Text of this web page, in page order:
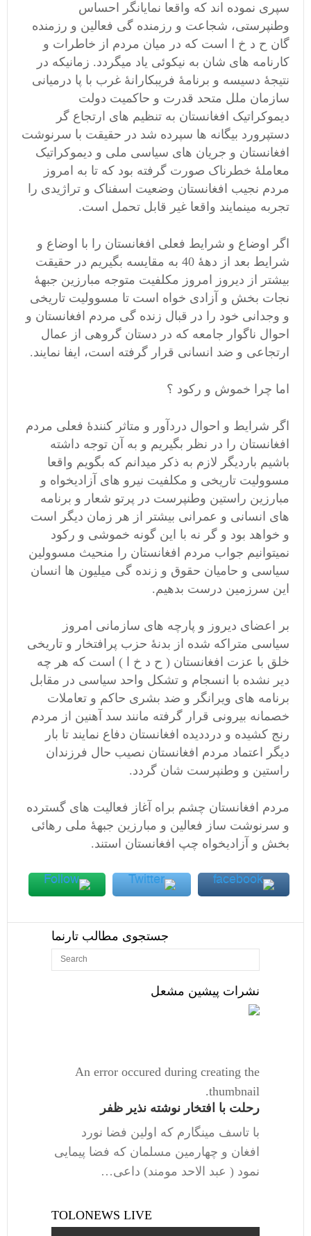
سپری نموده اند که واقعا نمایانگر احساس
وطنپرستی، شجاعت و رزمنده گی فعالین و رزمنده
گان ح د خ ا است که در میان مردم از خاطرات و
کارنامه های شان به نیکوئی یاد میگردد. زمانیکه در
نتیجۀ دسیسه و برنامۀ فریبکارانۀ غرب با پا درمیانی
سازمان ملل متحد قدرت و حاکمیت دولت
دیموکراتیک افغانستان به تنظیم های ارتجاع گر
دستپرورد بیگانه ها سپرده شد در حقیقت با سرنوشت
افغانستان و جریان های سیاسی ملی و دیموکراتیک
معاملۀ خطرناک صورت گرفته بود که تا به امروز
مردم نجیب افغانستان وضعیت اسفناک و تراژیدی را
تجربه مینمایند واقعا غیر قابل تحمل است.
اگر اوضاع و شرایط فعلی افغانستان را با اوضاع و
شرایط بعد از دهۀ 40 به مقایسه بگیریم در حقیقت
بیشتر از دیروز امروز مکلفیت متوجه مبارزین جبهۀ
نجات بخش و آزادی خواه است تا مسوولیت تاریخی
و وجدانی خود را در قبال زنده گی مردم افغانستان و
احوال ناگوار جامعه که در دستان گروهی از عمال
ارتجاعی و ضد انسانی قرار گرفته است، ایفا نمایند.
اما چرا خموش و رکود ؟
اگر شرایط و احوال دردآور و متاثر کنندۀ فعلی مردم
افغانستان را در نظر بگیریم و به آن توجه داشته
باشیم باردیگر لازم به ذکر میدانم که بگویم واقعا
مسوولیت تاریخی و مکلفیت نیرو های آزادیخواه و
مبارزین راستین وطنپرست در پرتو شعار و برنامه
های انسانی و عمرانی بیشتر از هر زمان دیگر است
و خواهد بود و گر نه با این گونه خموشی و رکود
نمیتوانیم جواب مردم افغانستان را منحیث مسوولین
سیاسی و حامیان حقوق و زنده گی میلیون ها انسان
این سرزمین درست بدهیم.
بر اعضای دیروز و پارچه های سازمانی امروز
سیاسی متراکه شده از بدنۀ حزب پرافتخار و تاریخی
خلق با عزت افغانستان ( ح د خ ا ) است که هر چه
دیر نشده با انسجام و تشکل واحد سیاسی در مقابل
برنامه های ویرانگر و ضد بشری حاکم و تعاملات
خصمانه بیرونی قرار گرفته مانند سد آهنین از مردم
رنج کشیده و درددیده افغانستان دفاع نمایند تا بار
دیگر اعتماد مردم افغانستان نصیب حال فرزندان
راستین و وطنپرست شان گردد.
مردم افغانستان چشم براه آغاز فعالیت های گسترده
و سرنوشت ساز فعالین و مبارزین جبهۀ ملی رهائی
بخش و آزادیخواه چپ افغانستان استند.
جستجوی مطالب تارنما
نشرات پیشین مشعل
An error occured during creating the
thumbnail.
رحلت با افتخار نوشته نذیر ظفر
با تاسف مینگارم که اولین فضا نورد
افغان و چهارمین مسلمان که فضا پیمایی
نمود ( عبد الاحد مومند) داعی…
TOLONEWS LIVE